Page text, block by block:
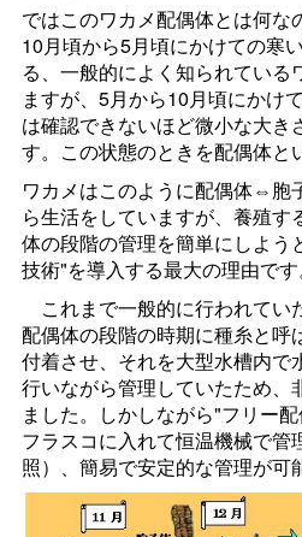
ではこのワカメ配偶体とは何な
10月頃から5月頃にかけての寒
る、一般的によく知られている
ますが、5月から10月頃にかけ
は確認できないほど微小な大き
す。この状態のときを配偶体と
ワカメはこのように配偶体⇔胞
ら生活をしていますが、養殖す
体の段階の管理を簡単にしよう
技術"を導入する最大の理由です
これまで一般的に行われてい
配偶体の段階の時期に種糸と呼
付着させ、それを大型水槽内で
行いながら管理していたため、
ました。しかしながら"フリー
フラスコに入れて恒温機械で管
照）、簡易で安定的な管理が可